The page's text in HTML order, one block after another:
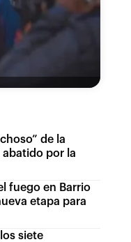
de la
por la
fuego en Barrio
etapa para
siete